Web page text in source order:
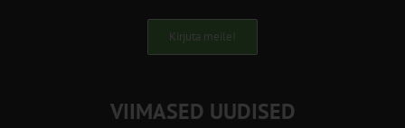
Kirjuta meile!
VIIMASED UUDISED